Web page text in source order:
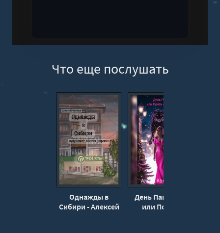
Что еще послушать
Однажды в
Сибири - Алексей
День Пантеры,
или Почти